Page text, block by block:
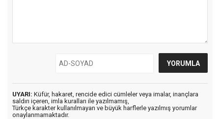
UYARI: Küfür, hakaret, rencide edici cümleler veya imalar, inançlara
saldırı içeren, imla kuralları ile yazılmamış,
Türkçe karakter kullanılmayan ve büyük harflerle yazılmış yorumlar
onaylanmamaktadır.